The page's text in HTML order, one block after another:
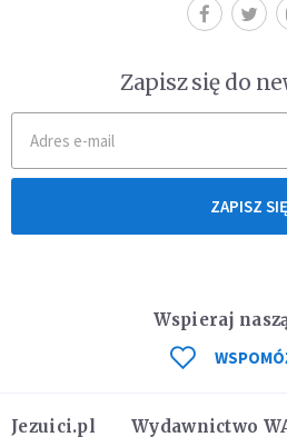
Zapisz się do
ZAPISZ SIĘ
Jezuici.pl Wydawnictwo
Wspieraj